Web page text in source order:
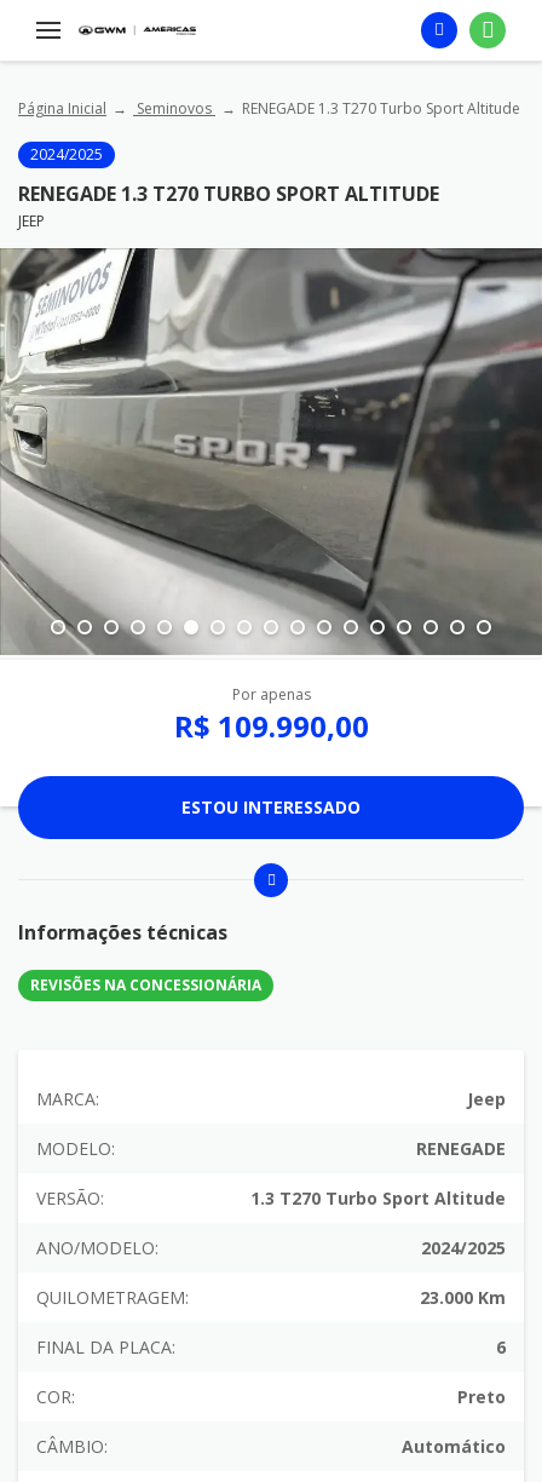
Página Inicial Seminovos RENEGADE 1.3 T270 Turbo Sport Altitude
2024/2025
RENEGADE 1.3 T270 TURBO SPORT ALTITUDE
JEEP
Por apenas
R$ 109.990,00
ESTOU INTERESSADO
Informações técnicas
REVISÕES NA CONCESSIONÁRIA
MARCA: Jeep
MODELO: RENEGADE
VERSÃO: 1.3 T270 Turbo Sport Altitude
ANO/MODELO: 2024/2025
QUILOMETRAGEM: 23.000 Km
FINAL DA PLACA: 6
COR: Preto
CÂMBIO: Automático